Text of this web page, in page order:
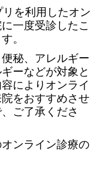
を利用したオン
一度受診したこ
。
秘、アレルギー
ーなどが対象と
によりオンライ
をおすすめさせ
ご了承くださ
ンライン診療の